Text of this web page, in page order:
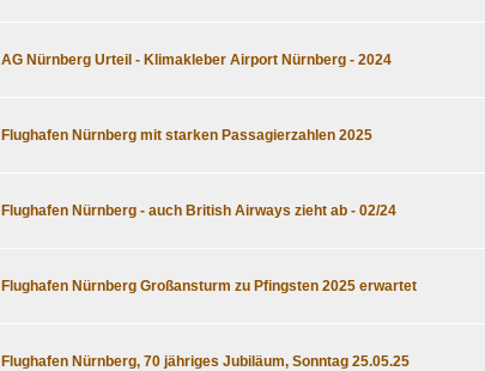
AG Nürnberg Urteil - Klimakleber Airport Nürnberg - 2024
Flughafen Nürnberg mit starken Passagierzahlen 2025
Flughafen Nürnberg - auch British Airways zieht ab - 02/24
Flughafen Nürnberg Großansturm zu Pfingsten 2025 erwartet
Flughafen Nürnberg, 70 jähriges Jubiläum, Sonntag 25.05.25